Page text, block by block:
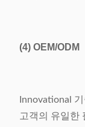
(4) OEM/ODM
Innovational
고객의 유일한